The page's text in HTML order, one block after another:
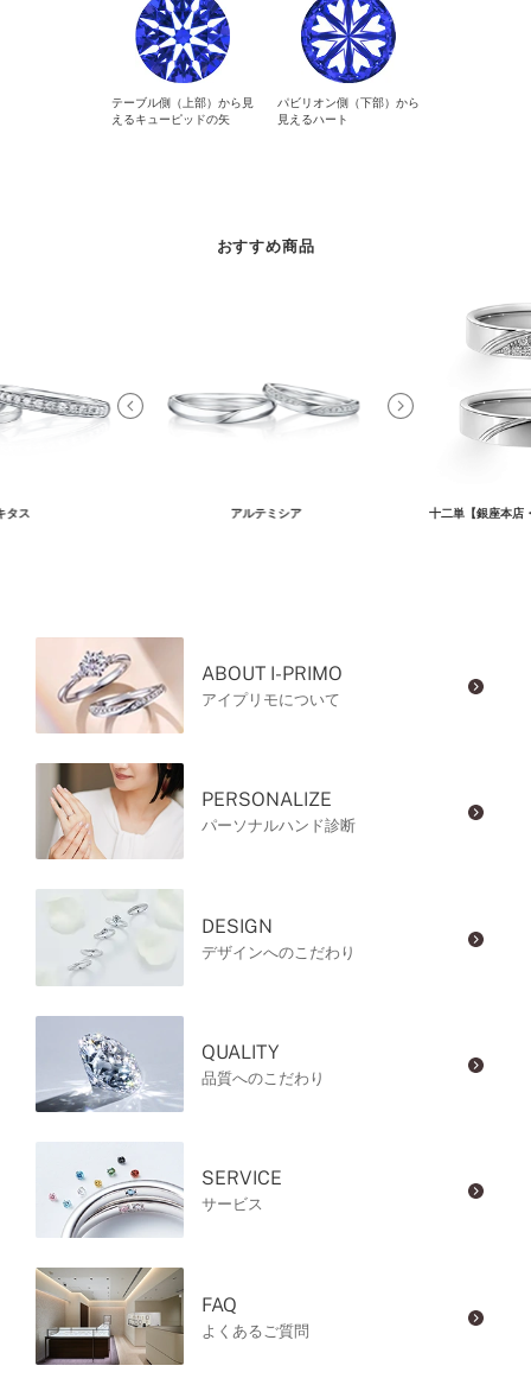
テーブル側（上部）から見
えるキューピッドの矢
パビリオン側（下部）から
見えるハート
おすすめ商品
タス アルテミシア 十二単【銀座本店
ABOUT I-PRIMO
アイプリモについて
PERSONALIZE
パーソナルハンド診断
DESIGN
デザインへのこだわり
QUALITY
品質へのこだわり
SERVICE
サービス
FAQ
よくあるご質問